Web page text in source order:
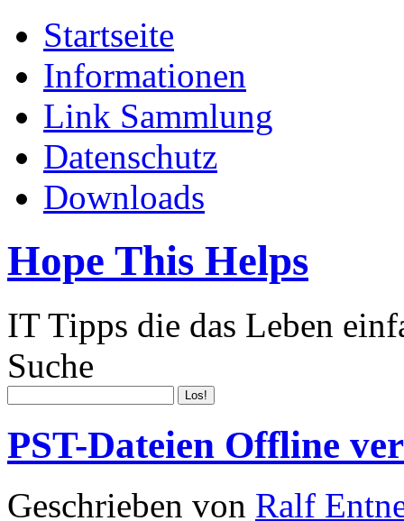
Startseite
Informationen
Link Sammlung
Datenschutz
Downloads
Hope This Helps
IT Tipps die das Leben
Suche
PST-Dateien Offline
Geschrieben von Ralf